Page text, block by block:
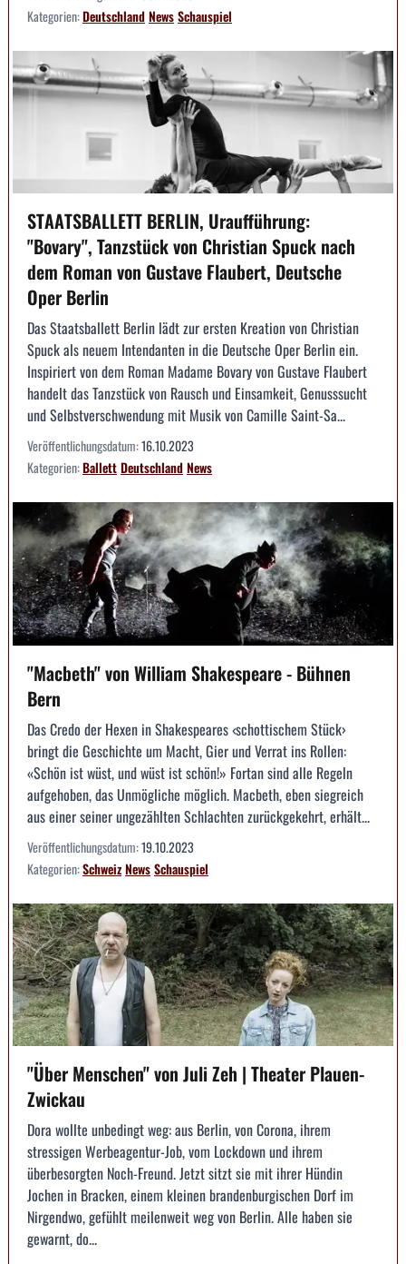
Kategorien:DeutschlandNewsSchauspiel
STAATSBALLETT BERLIN, Uraufführung:
"Bovary", Tanzstück von Christian Spuck nach
dem Roman von Gustave Flaubert, Deutsche
Oper Berlin
Das Staatsballett Berlin lädt zur ersten Kreation von Christian
Spuck als neuem Intendanten in die Deutsche Oper Berlin ein.
Inspiriert von dem Roman Madame Bovary von Gustave Flaubert
handelt das Tanzstück von Rausch und Einsamkeit, Genusssucht
und Selbstverschwendung mit Musik von Camille Saint-Sa...
Veröffentlichungsdatum:16.10.2023
Kategorien:BallettDeutschlandNews
"Macbeth" von William Shakespeare - Bühnen
Bern
Das Credo der Hexen in Shakespeares ‹schottischem Stück›
bringt die Geschichte um Macht, Gier und Verrat ins Rollen:
«Schön ist wüst, und wüst ist schön!» Fortan sind alle Regeln
aufgehoben, das Unmögliche möglich. Macbeth, eben siegreich
aus einer seiner ungezählten Schlachten zurückgekehrt, erhält...
Veröffentlichungsdatum:19.10.2023
Kategorien:SchweizNewsSchauspiel
"Über Menschen" von Juli Zeh | Theater Plauen-
Zwickau
Dora wollte unbedingt weg: aus Berlin, von Corona, ihrem
stressigen Werbeagentur-Job, vom Lockdown und ihrem
überbesorgten Noch-Freund. Jetzt sitzt sie mit ihrer Hündin
Jochen in Bracken, einem kleinen brandenburgischen Dorf im
Nirgendwo, gefühlt meilenweit weg von Berlin. Alle haben sie
gewarnt, do...